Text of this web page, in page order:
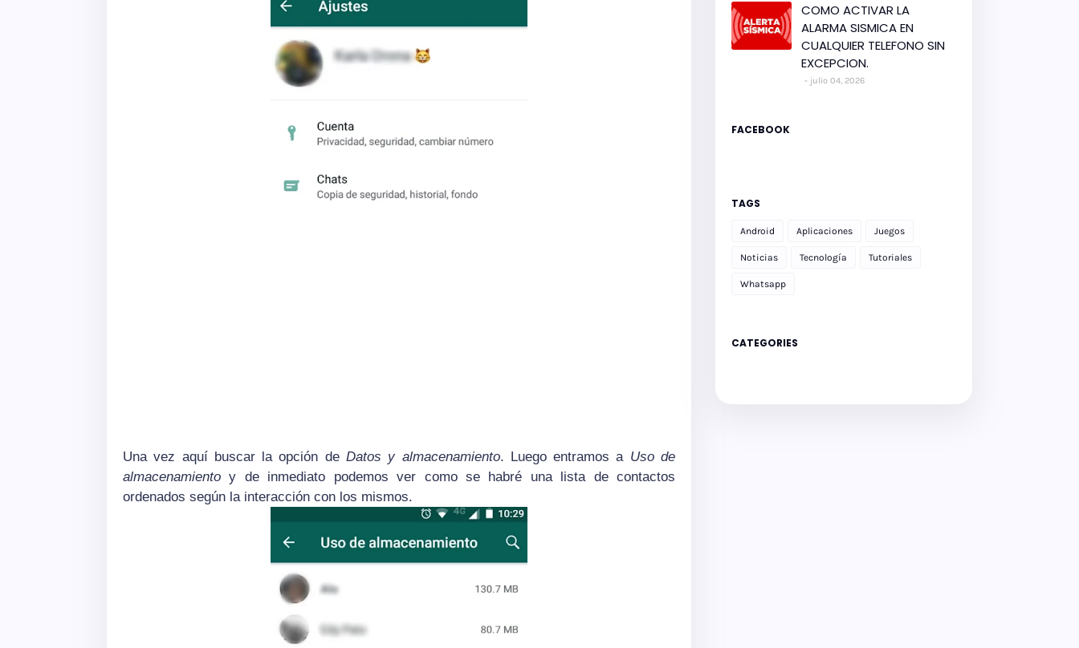
Una vez aquí buscar la opción de Datos y almacenamiento. Luego entramos a Uso de
almacenamiento y de inmediato podemos ver como se habré una lista de contactos
ordenados según la interacción con los mismos.
COMO ACTIVAR LA
ALARMA SISMICA EN
CUALQUIER TELEFONO SIN
EXCEPCION.
julio 04, 2026
FACEBOOK
TAGS
Android Aplicaciones Juegos
Noticias Tecnología Tutoriales
Whatsapp
CATEGORIES